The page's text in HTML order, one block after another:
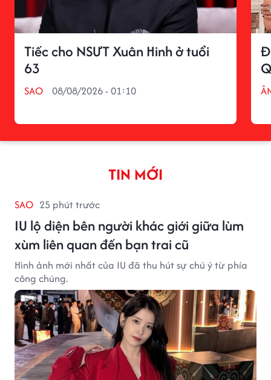
Tiếc cho NSƯT Xuân Hinh ở tuổi
63
SAO 08/08/2026 - 01:10
TIN MỚI
SAO 25 phút trước
IU lộ diện bên người khác giới giữa lùm
xùm liên quan đến bạn trai cũ
Hình ảnh mới nhất của IU đã thu hút sự chú ý từ phía
công chúng.